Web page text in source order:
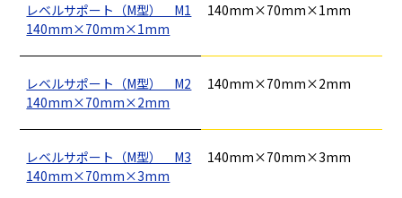
レベルサポート（M型） M1
140mm×70mm×1mm
140mm×70mm×1mm
レベルサポート（M型） M2
140mm×70mm×2mm
140mm×70mm×2mm
レベルサポート（M型） M3
140mm×70mm×3mm
140mm×70mm×3mm